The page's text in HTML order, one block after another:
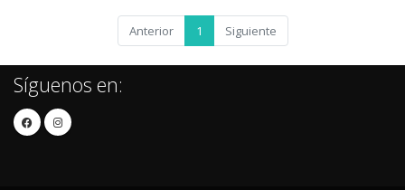
Anterior 1 Siguiente
Síguenos en: